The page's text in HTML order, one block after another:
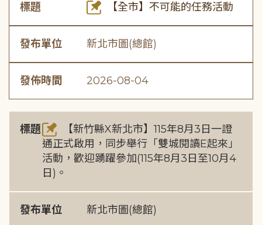
標題 【全市】不可能的任務活動
發布單位 新北市圖(總館)
發佈時間 2026-08-04
標題
【新竹縣X新北市】115年8月3日一證
通正式啟用，同步舉行「雙城閱讀E起來」
活動，歡迎踴躍參加(115年8月3日至10月4
日)。
發布單位 新北市圖(總館)